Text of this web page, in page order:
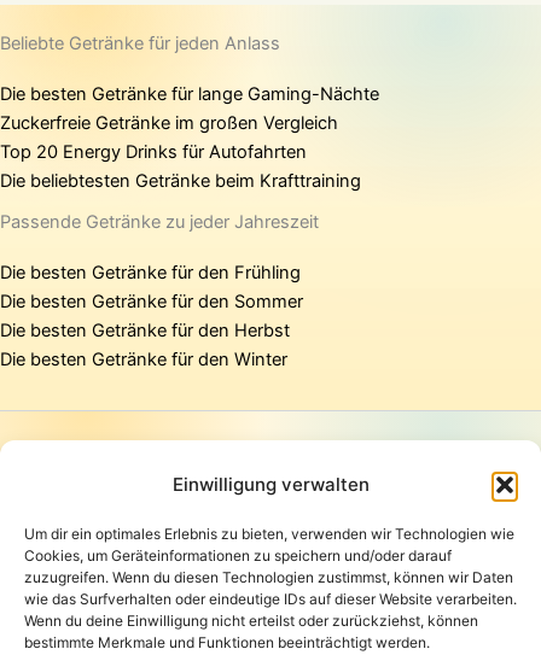
Einwilligung verwalten
Um dir ein optimales Erlebnis zu bieten, verwenden wir Technologien wie
Cookies, um Geräteinformationen zu speichern und/oder darauf
zuzugreifen. Wenn du diesen Technologien zustimmst, können wir Daten
wie das Surfverhalten oder eindeutige IDs auf dieser Website verarbeiten.
Wenn du deine Einwilligung nicht erteilst oder zurückziehst, können
bestimmte Merkmale und Funktionen beeinträchtigt werden.
Beliebte Getränke für jeden Anlass
Die besten Getränke für lange Gaming-Nächte
Zuckerfreie Getränke im großen Vergleich
Top 20 Energy Drinks für Autofahrten
Die beliebtesten Getränke beim Krafttraining
Passende Getränke zu jeder Jahreszeit
Die besten Getränke für den Frühling
Die besten Getränke für den Sommer
Die besten Getränke für den Herbst
Die besten Getränke für den Winter
Presse
Datenschutzerklärung
AGB
Widerrufsbelehrung
Versand und Lieferung